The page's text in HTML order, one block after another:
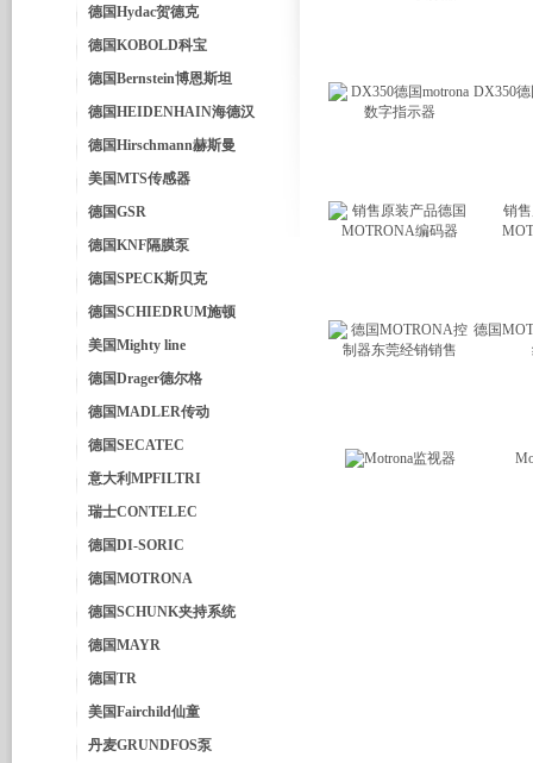
德国Hydac贺德克
德国KOBOLD科宝
德国Bernstein博恩斯坦
德国HEIDENHAIN海德汉
德国Hirschmann赫斯曼
美国MTS传感器
德国GSR
德国KNF隔膜泵
德国SPECK斯贝克
德国SCHIEDRUM施顿
美国Mighty line
德国Drager德尔格
德国MADLER传动
德国SECATEC
意大利MPFILTRI
瑞士CONTELEC
德国DI-SORIC
德国MOTRONA
德国SCHUNK夹持系统
德国MAYR
德国TR
美国Fairchild仙童
丹麦GRUNDFOS泵
DX350德
销
德国